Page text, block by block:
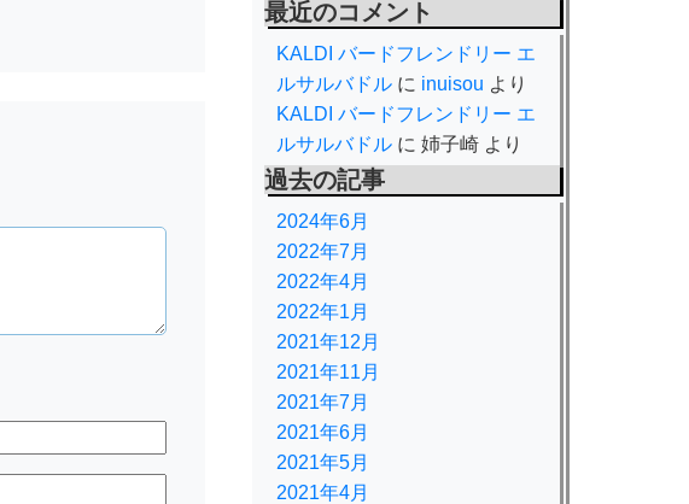
最近のコメント
KALDI バードフレンドリー エ
ルサルバドル に inuisou より
KALDI バードフレンドリー エ
ルサルバドル に 姉子崎 より
過去の記事
2024年6月
2022年7月
2022年4月
2022年1月
2021年12月
2021年11月
2021年7月
2021年6月
2021年5月
2021年4月